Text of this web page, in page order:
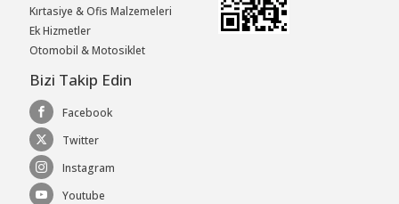
Kırtasiye & Ofis Malzemeleri
Ek Hizmetler
Otomobil & Motosiklet
Bizi Takip Edin
Facebook
Twitter
Instagram
Youtube